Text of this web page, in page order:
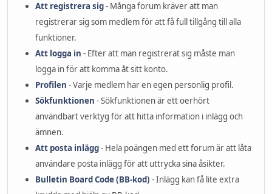
Att registrera sig- Många forum kräver att man
registrerar sig som medlem för att få full tillgång till alla
funktioner.
Att logga in - Efter att man registrerat sig måste man
logga in för att komma åt sitt konto.
Profilen - Varje medlem har en egen personlig profil.
Sökfunktionen - Sökfunktionen är ett oerhört
användbart verktyg för att hitta information i inlägg och
ämnen.
Att posta inlägg- Hela poängen med ett forum är att låta
användare posta inlägg för att uttrycka sina åsikter.
Bulletin Board Code (BB-kod) - Inlägg kan få lite extra